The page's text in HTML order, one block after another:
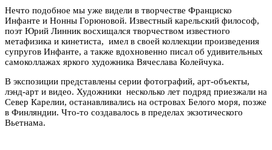
Нечто подобное мы уже видели в творчестве Франциско
Инфанте и Нонны Горюновой. Известный карельский философ,
поэт Юрий Линник восхищался творчеством известного
метафизика и кинетиста, имел в своей коллекции произведения
супругов Инфанте, а также вдохновенно писал об удивительных
самоколлажах яркого художника Вячеслава Колейчука.
В экспозиции представлены серии фотографий, арт-объекты,
лэнд-арт и видео. Художники несколько лет подряд приезжали на
Север Карелии, останавливались на островах Белого моря, позже
в Финляндии. Что-то создавалось в пределах экзотического
Вьетнама.